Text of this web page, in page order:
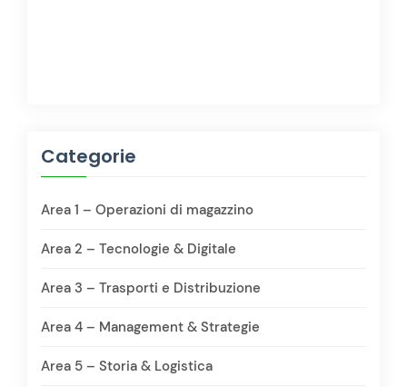
Categorie
Area 1 – Operazioni di magazzino
Area 2 – Tecnologie & Digitale
Area 3 – Trasporti e Distribuzione
Area 4 – Management & Strategie
Area 5 – Storia & Logistica